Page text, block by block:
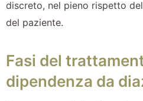
discreto, nel pieno rispetto
del paziente.
Fasi del
dipendenza da